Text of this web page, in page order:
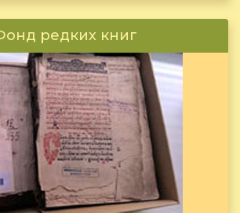
редких книг